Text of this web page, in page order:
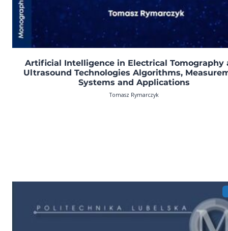
Artificial Intelligence in Electrical Tomography
Ultrasound Technologies Algorithms,
Systems and Applications
Tomasz Rymarczyk